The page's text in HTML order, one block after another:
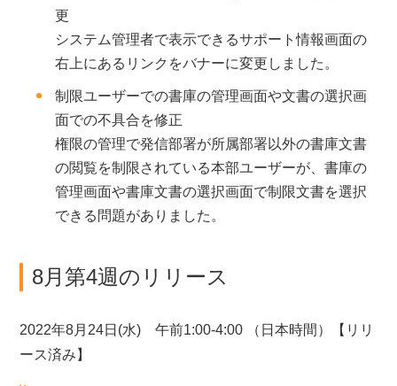
更
システム管理者で表示できるサポート情報画面の
右上にあるリンクをバナーに変更しました。
制限ユーザーでの書庫の管理画面や文書の選択画
面での不具合を修正
権限の管理で発信部署が所属部署以外の書庫文書
の閲覧を制限されている本部ユーザーが、書庫の
管理画面や書庫文書の選択画面で制限文書を選択
できる問題がありました。
8月第4週のリリース
2022年8月24日(水) 午前1:00-4:00 （日本時間）【リリ
ース済み】